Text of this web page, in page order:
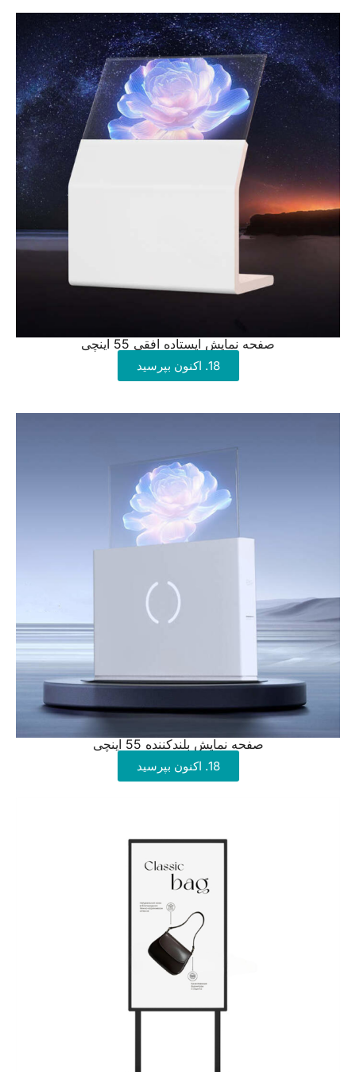
صفحه نمایش ایستاده افقی 55 اینچی
18. اکنون بپرسید
صفحه نمایش بلندکننده 55 اینچی
18. اکنون بپرسید